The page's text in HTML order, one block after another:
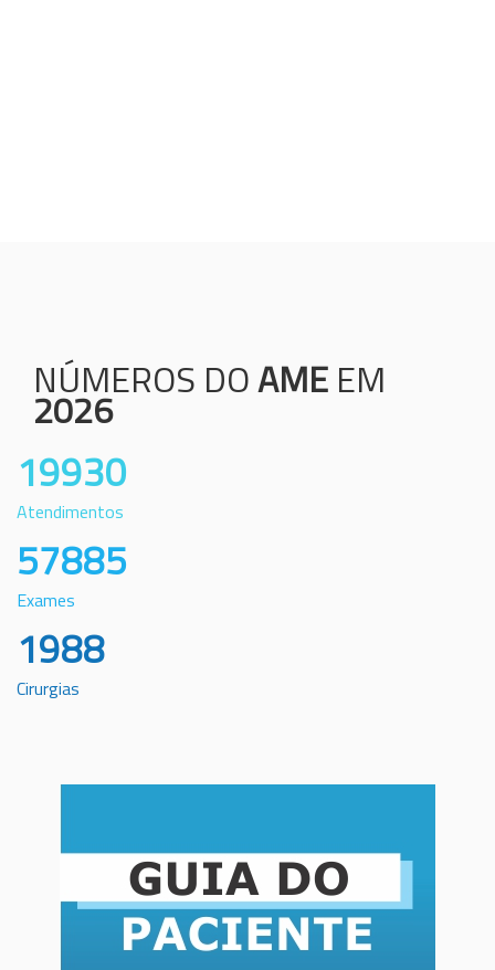
NÚMEROS DOAME EM
2026
19930
Atendimentos
57885
Exames
1988
Cirurgias